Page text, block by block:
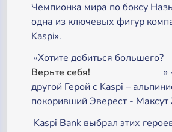
Чемпионка мира по боксу
одна из ключевых фигур
Kaspi».
«Хотите добиться большего?
Верьте себя!
»
другой Герой с Kaspi –
покоривший Эверест -
Kaspi Bank выбрал этих